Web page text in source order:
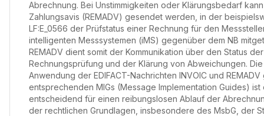
Abrechnung. Bei Unstimmigkeiten oder Klärungsbedarf
Zahlungsavis (REMADV) gesendet werden, in der
LF:E_0566 der Prüfstatus einer Rechnung für den
intelligenten Messsystemen (iMS) gegenüber dem NB
REMADV dient somit der Kommunikation über den Status der
Rechnungsprüfung und der Klärung von Abweichungen.
Anwendung der EDIFACT-Nachrichten INVOIC und
entsprechenden MIGs (Message Implementation Guides) ist
entscheidend für einen reibungslosen Ablauf der
der rechtlichen Grundlagen, insbesondere des MsbG, der